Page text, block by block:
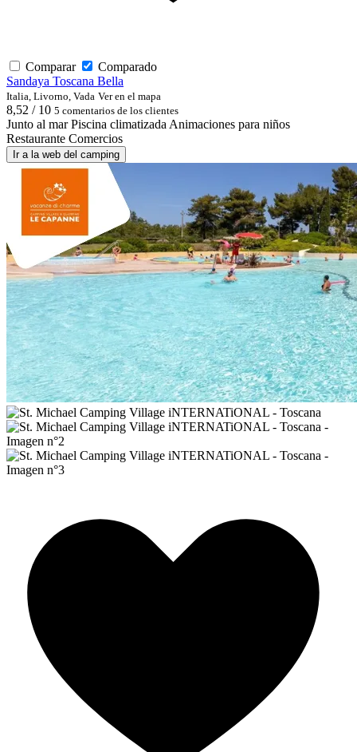
Comparar
Comparado
Sandaya Toscana Bella
Italia, Livorno, Vada Ver en el mapa
8,52 / 10 5 comentarios de los clientes
Junto al mar Piscina climatizadaAnimaciones para niños
Restaurante Comercios
Ir a la web del camping